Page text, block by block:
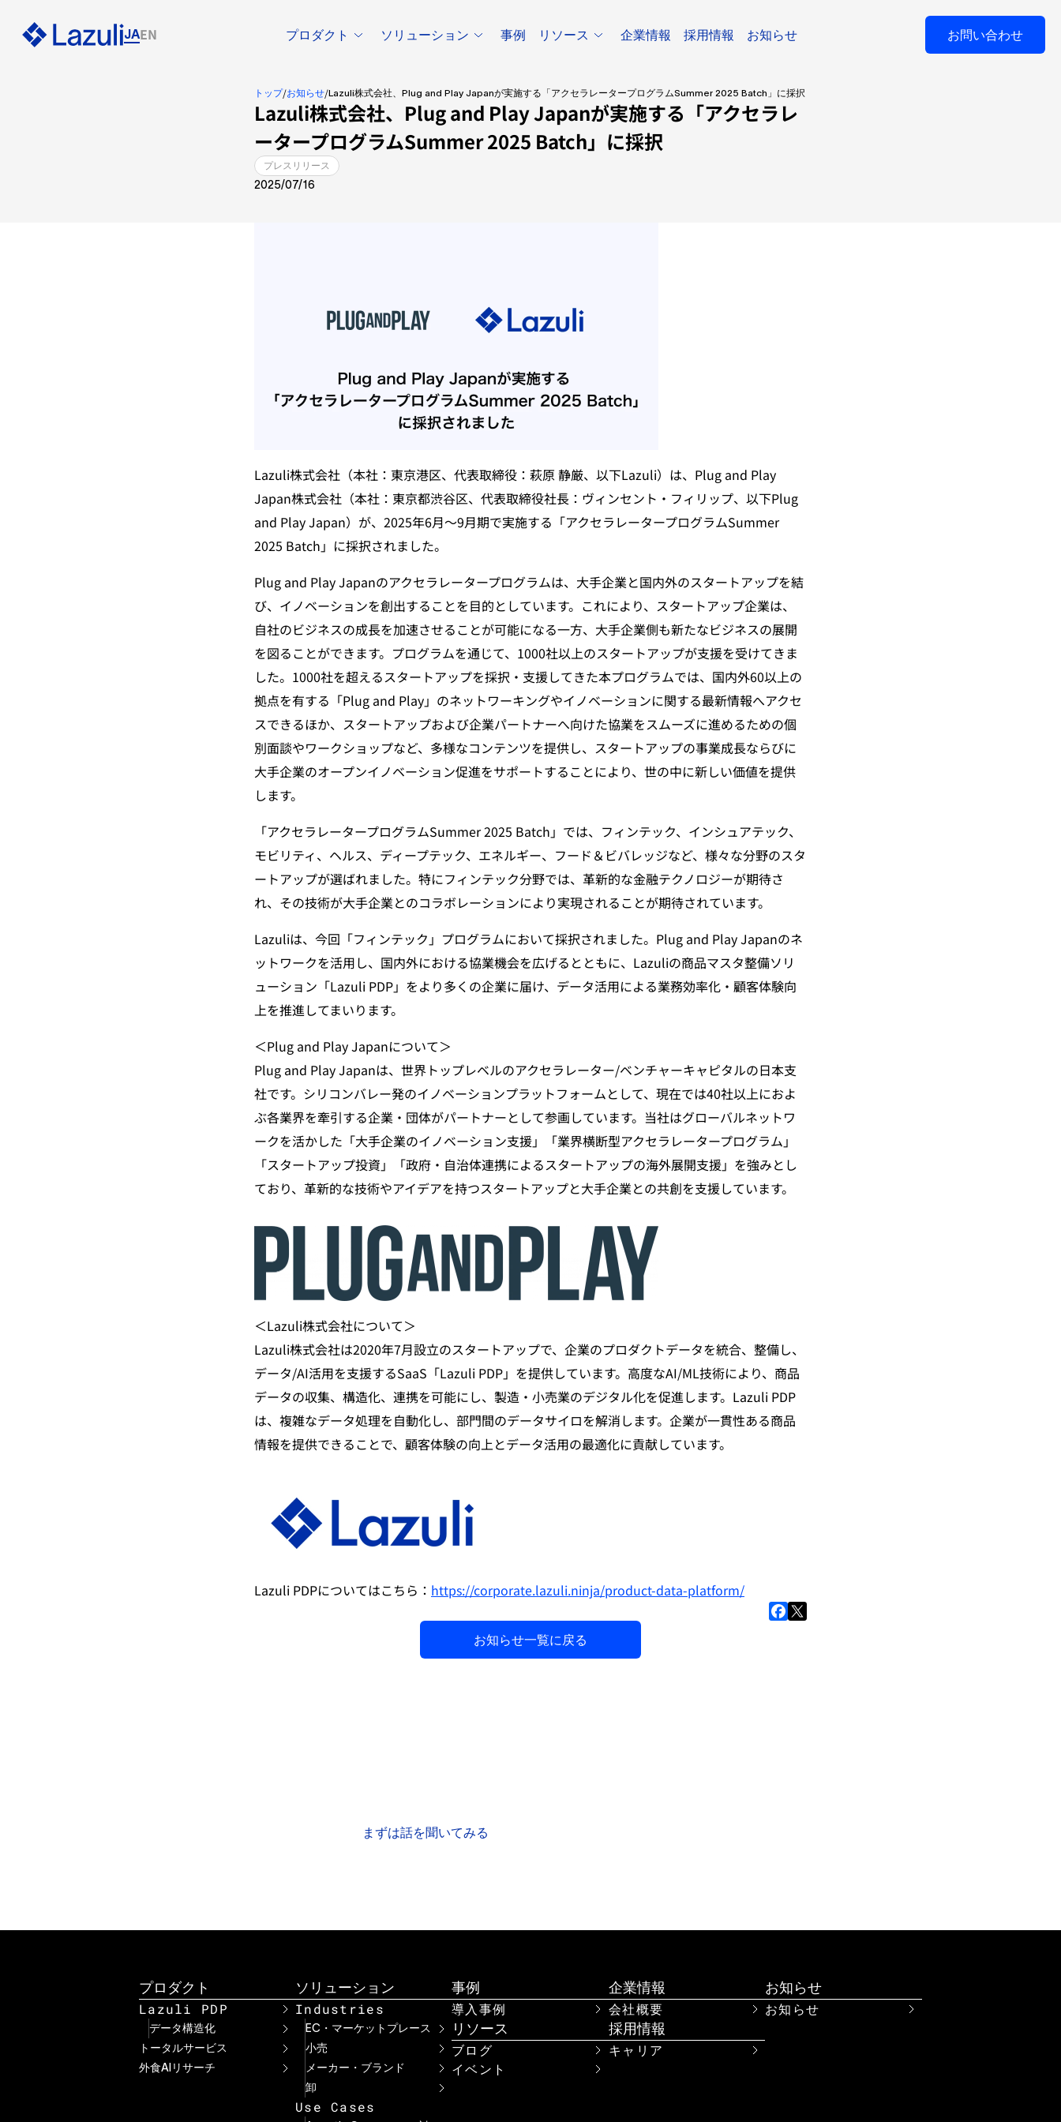
JAEN プロダクト ソリューション 事例 リソース 企業情報 採用情報 お知らせ お問い合わせ
トップ/お知らせ/Lazuli株式会社、Plug and Play Japanが実施する「アクセラレータープログラムSummer 2025 Batch」に採択
Lazuli株式会社、Plug and Play Japanが実施する「アクセラレ
ータープログラムSummer 2025 Batch」に採択
プレスリリース
2025/07/16
Lazuli株式会社（本社：東京港区、代表取締役：萩原 静厳、以下Lazuli）は、Plug and Play
Japan株式会社（本社：東京都渋谷区、代表取締役社長：ヴィンセント・フィリップ、以下Plug
and Play Japan）が、2025年6月〜9月期で実施する「アクセラレータープログラムSummer
2025 Batch」に採択されました。
Plug and Play Japanのアクセラレータープログラムは、大手企業と国内外のスタートアップを結
び、イノベーションを創出することを目的としています。これにより、スタートアップ企業は、
自社のビジネスの成長を加速させることが可能になる一方、大手企業側も新たなビジネスの展開
を図ることができます。プログラムを通じて、1000社以上のスタートアップが支援を受けてきま
した。1000社を超えるスタートアップを採択・支援してきた本プログラムでは、国内外60以上の
拠点を有する「Plug and Play」のネットワーキングやイノベーションに関する最新情報へアクセ
スできるほか、スタートアップおよび企業パートナーへ向けた協業をスムーズに進めるための個
別面談やワークショップなど、多様なコンテンツを提供し、スタートアップの事業成長ならびに
大手企業のオープンイノベーション促進をサポートすることにより、世の中に新しい価値を提供
します。
「アクセラレータープログラムSummer 2025 Batch」では、フィンテック、インシュアテック、
モビリティ、ヘルス、ディープテック、エネルギー、フード＆ビバレッジなど、様々な分野のスタ
ートアップが選ばれました。特にフィンテック分野では、革新的な金融テクノロジーが期待さ
れ、その技術が大手企業とのコラボレーションにより実現されることが期待されています。
Lazuliは、今回「フィンテック」プログラムにおいて採択されました。Plug and Play Japanのネ
ットワークを活用し、国内外における協業機会を広げるとともに、Lazuliの商品マスタ整備ソリ
ューション「Lazuli PDP」をより多くの企業に届け、データ活用による業務効率化・顧客体験向
上を推進してまいります。
＜Plug and Play Japanについて＞
Plug and Play Japanは、世界トップレベルのアクセラレーター/ベンチャーキャピタルの日本支
社です。シリコンバレー発のイノベーションプラットフォームとして、現在では40社以上におよ
ぶ各業界を牽引する企業・団体がパートナーとして参画しています。当社はグローバルネットワ
ークを活かした「大手企業のイノベーション支援」「業界横断型アクセラレータープログラム」
「スタートアップ投資」「政府・自治体連携によるスタートアップの海外展開支援」を強みとし
ており、革新的な技術やアイデアを持つスタートアップと大手企業との共創を支援しています。
＜Lazuli株式会社について＞
Lazuli株式会社は2020年7月設立のスタートアップで、企業のプロダクトデータを統合、整備し、
データ/AI活用を支援するSaaS「Lazuli PDP」を提供しています。高度なAI/ML技術により、商品
データの収集、構造化、連携を可能にし、製造・小売業のデジタル化を促進します。Lazuli PDP
は、複雑なデータ処理を自動化し、部門間のデータサイロを解消します。企業が一貫性ある商品
情報を提供できることで、顧客体験の向上とデータ活用の最適化に貢献しています。
Lazuli PDPについてはこちら： https://corporate.lazuli.ninja/product-data-platform/
お知らせ一覧に戻る
まずは話を聞いてみる
プロダクト
Lazuli PDP
データ構造化
トータルサービス
外食AIリサーチ
ソリューション
Industries
EC・マーケットプレース
小売
メーカー・ブランド
卸
Use Cases
事例
導入事例
リソース
ブログ
イベント
企業情報
会社概要
採用情報
キャリア
お知らせ
お知らせ